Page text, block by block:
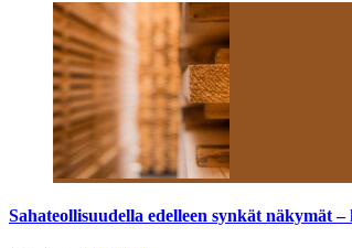
Sahateollisuudella edelleen synkät näkymät